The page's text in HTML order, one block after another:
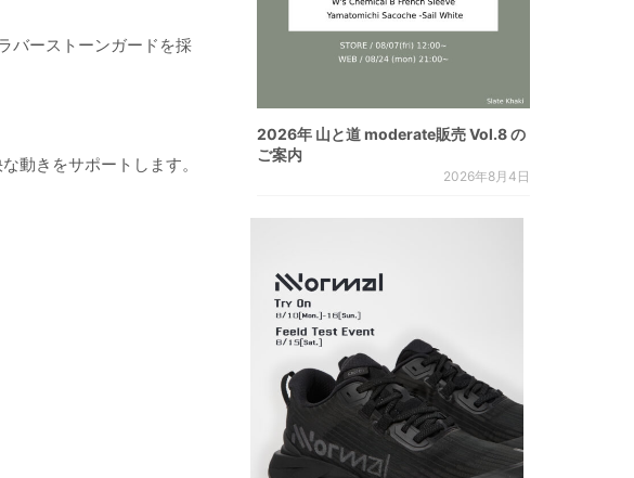
バーストーンガードを採
動きをサポートします。
2026年 山と道 moderate販売 Vol.8 の
ご案内
2026年8月4日